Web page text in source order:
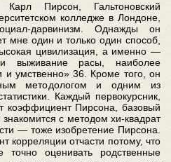
Пирсон, Гальтоновский
колледже в Лондоне,
дарвинизм. Однажды он
мне один и только один способ,
цивилизация, а именно —
расы, наиболее
и умственно» 36. Кроме того, он
методологом и одним из
Каждый первокурсник,
коэффициент Пирсона, базовый
с методом хи-квадрат
— тоже изобретение Пирсона.
корреляции отчасти потому, что
точно оценивать родственные